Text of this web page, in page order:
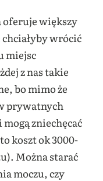
oferuje większy
wrócić
miejsc
z nas takie
bo mimo że
prywatnych
zniechęcać
koszt ok 3000-
Można starać
moczu, czy